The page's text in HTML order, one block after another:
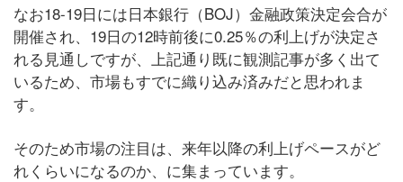
なお18-19日には日本銀行（BOJ）金融政策決定会合が
開催され、19日の12時前後に0.25％の利上げが決定さ
れる見通しですが、上記通り既に観測記事が多く出て
いるため、市場もすでに織り込み済みだと思われま
す。
そのため市場の注目は、来年以降の利上げペースがど
れくらいになるのか、に集まっています。